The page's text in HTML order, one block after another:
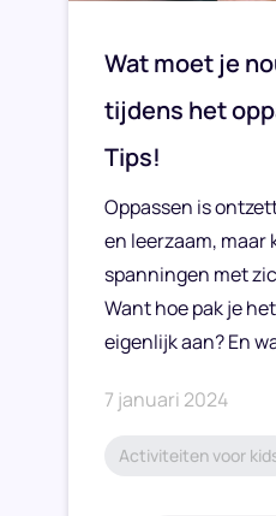
Wat moet je
tijdens het
Tips!
Oppassen is
en leerzaam, maar
spanningen met
Want hoe pak je
eigenlijk aan? En
7 januari 2024
Activiteiten voor